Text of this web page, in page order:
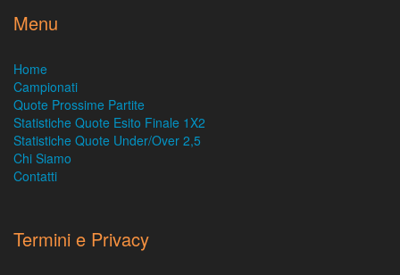
Menu
Home
Campionati
Quote Prossime Partite
Statistiche Quote Esito Finale 1X2
Statistiche Quote Under/Over 2,5
Chi Siamo
Contatti
Termini e Privacy